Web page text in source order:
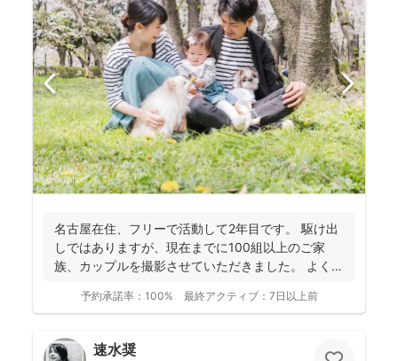
名古屋在住、フリーで活動して2年目です。 駆け出
しではありますが、現在までに100組以上のご家
族、カップルを撮影させていただきました。 よく
予約承諾率： 100% 最終アクティブ： 7日以上前
速水奨